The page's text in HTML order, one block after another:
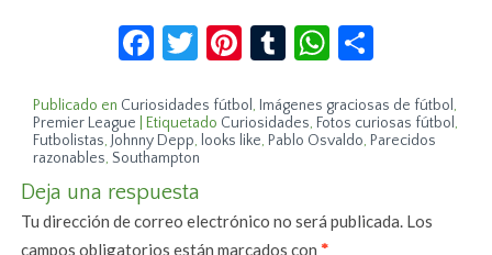
Facebook
Twitter
Pinterest
TumblrWhatsApp
Publicado en Curiosidades fútbol, Imágenes graciosas de fútbol,
Premier League
Etiquetado Curiosidades, Fotos curiosas fútbol,
Futbolistas,Johnny Depp, looks like, Pablo Osvaldo, Parecidos
razonables, Southampton
Deja una respuesta
Tu dirección de correo electrónico no será publicada. Los
campos obligatorios están marcados con*